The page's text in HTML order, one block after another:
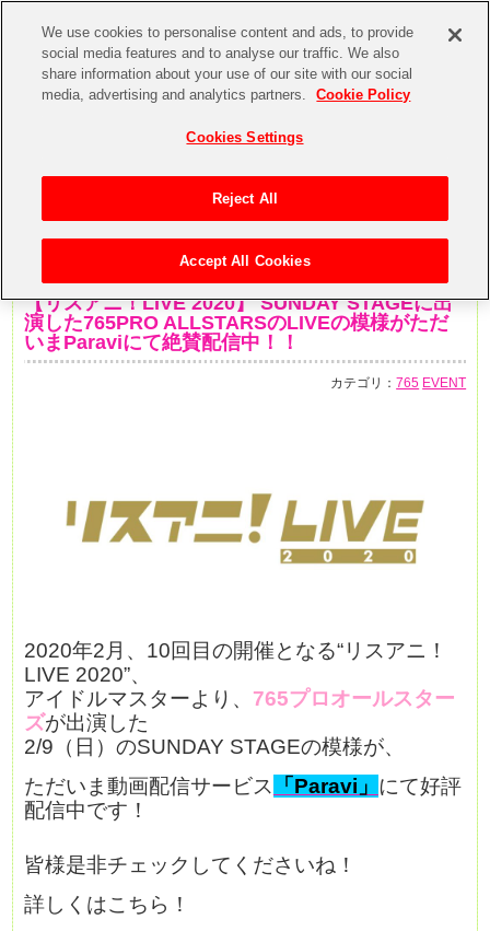
【リスアニ！LIVE 2020】 SUNDAY STAGEに出
演した765PRO ALLSTARSのLIVEの模様がただ
いまParaviにて絶賛配信中！！
カテゴリ：765 EVENT
2020年2月、10回目の開催となる“リスアニ！
LIVE 2020”、
アイドルマスターより、 765プロオールスター
ズが出演した
2/9（日）のSUNDAY STAGEの模様が、
ただいま動画配信サービス 「Paravi」 にて好評
配信中です！
皆様是非チェックしてくださいね！
詳しくはこちら！
We use cookies to personalise content and ads, to provide
social media features and to analyse our traffic. We also
share information about your use of our site with our social
media, advertising and analytics partners.
Cookie Policy
Cookies Settings
Reject All
Accept All Cookies